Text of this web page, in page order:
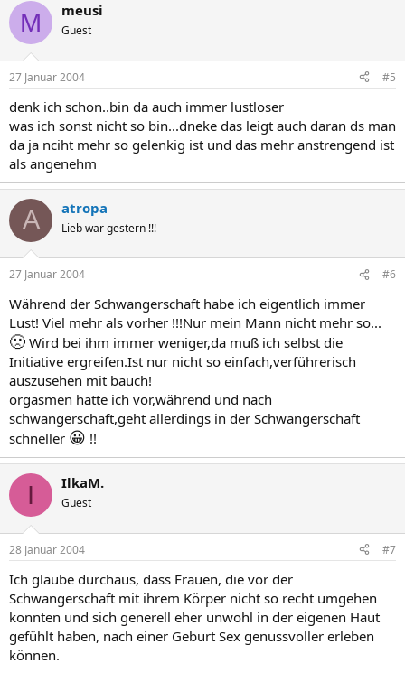
M meusi
Guest
27 Januar 2004 #5
denk ich schon..bin da auch immer lustloser
was ich sonst nicht so bin...dneke das leigt auch daran ds man
da ja nciht mehr so gelenkig ist und das mehr anstrengend ist
als angenehm
A atropa
Lieb war gestern !!!
27 Januar 2004 #6
Während der Schwangerschaft habe ich eigentlich immer
Lust! Viel mehr als vorher !!!Nur mein Mann nicht mehr so...
🙁 Wird bei ihm immer weniger,da muß ich selbst die
Initiative ergreifen.Ist nur nicht so einfach,verführerisch
auszusehen mit bauch!
orgasmen hatte ich vor,während und nach
schwangerschaft,geht allerdings in der Schwangerschaft
schneller 😀 !!
I IlkaM.
Guest
28 Januar 2004 #7
Ich glaube durchaus, dass Frauen, die vor der
Schwangerschaft mit ihrem Körper nicht so recht umgehen
konnten und sich generell eher unwohl in der eigenen Haut
gefühlt haben, nach einer Geburt Sex genussvoller erleben
können.